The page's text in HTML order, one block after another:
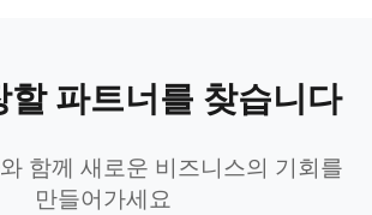
할 파트너를 찾습니다
함께 새로운 비즈니스의 기회를
만들어가세요